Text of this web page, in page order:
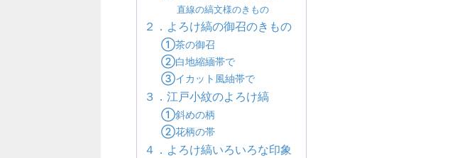
直線の縞文様のきもの
２．よろけ縞の御召のきもの
①茶の御召
②白地縮緬帯で
③イカット風紬帯で
３．江戸小紋のよろけ縞
①斜めの柄
②花柄の帯
４．よろけ縞いろいろな印象